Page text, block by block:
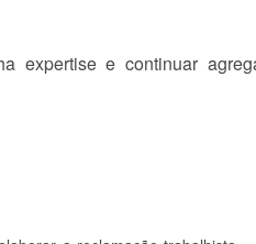
expertise e continuar